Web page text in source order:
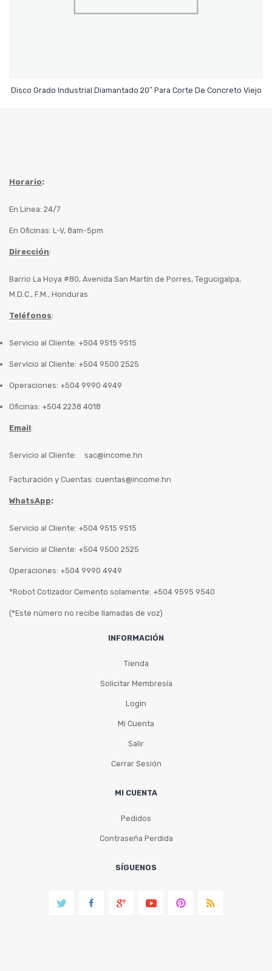
Disco Grado Industrial Diamantado 20″ Para Corte De Concreto Viejo
Horario:
En Línea: 24/7
En Oficinas: L-V, 8am-5pm
Dirección:
Barrio La Hoya #80, Avenida San Martín de Porres, Tegucigalpa,
M.D.C., F.M., Honduras
Teléfonos:
Servicio al Cliente: +504 9515 9515
Servicio al Cliente: +504 9500 2525
Operaciones: +504 9990 4949
Oficinas: +504 2238 4018
Email:
Servicio al Cliente: sac@income.hn
Facturación y Cuentas: cuentas@income.hn
WhatsApp:
Servicio al Cliente: +504 9515 9515
Servicio al Cliente: +504 9500 2525
Operaciones: +504 9990 4949
*Robot Cotizador Cemento solamente: +504 9595 9540
(*Este número no recibe llamadas de voz)
INFORMACIÓN
Tienda
Solicitar Membresía
Login
Mi Cuenta
Salir
Cerrar Sesión
MI CUENTA
Pedidos
Contraseña Perdida
SÍGUENOS